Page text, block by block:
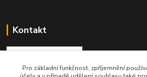
Kontakt
Roman Brož
Pro základní funkčnost, zpříjemnění